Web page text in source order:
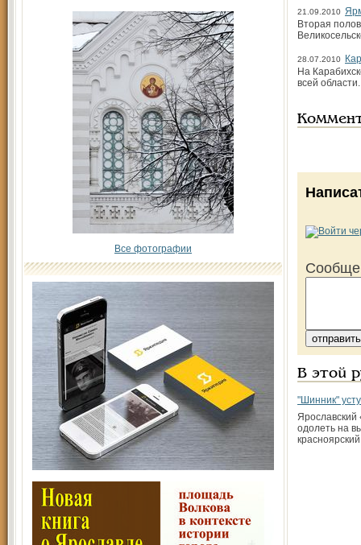
Все фотографии
21.09.2010
Вторая
28.07.2010
На
всей
В этой
"Шинник"
Ярославский
одолеть на